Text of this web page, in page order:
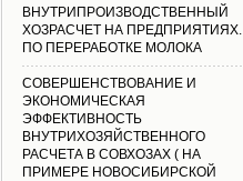
ВНУТРИПРОИЗВОДСТВЕННЫЙ
ХОЗРАСЧЕТ НА ПРЕДПРИЯТИЯХ.
ПО ПЕРЕРАБОТКЕ МОЛОКА
СОВЕРШЕНСТВОВАНИЕ И
ЭКОНОМИЧЕСКАЯ
ЭФФЕКТИВНОСТЬ
ВНУТРИХОЗЯЙСТВЕННОГО
РАСЧЕТА В СОВХОЗАХ ( НА
ПРИМЕРЕ НОВОСИБИРСКОЙ